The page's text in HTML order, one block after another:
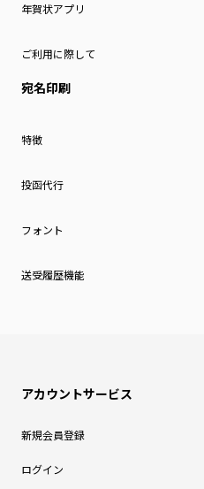
年賀状アプリ
ご利用に際して
宛名印刷
特徴
投函代行
フォント
送受履歴機能
アカウントサービス
新規会員登録
ログイン